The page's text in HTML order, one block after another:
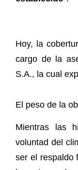
Hoy, la
cargo de la
S.A., la cual
El peso de la
Mientras las
voluntad del
ser el respaldo